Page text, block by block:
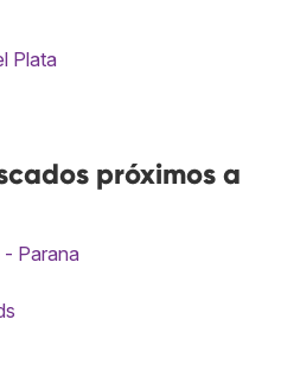
Plata
próximos a
Parana